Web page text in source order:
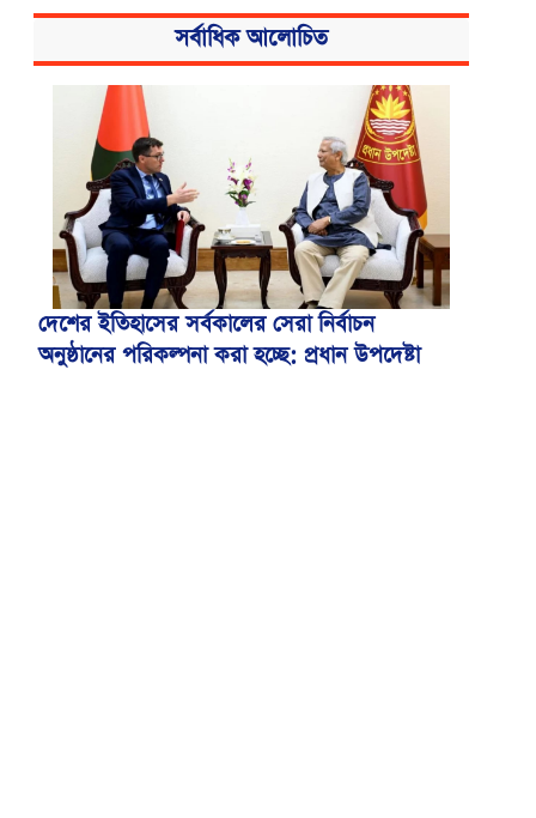
বিএসএমএমইউয়ের নতুন নাম বাংলাদেশ
মেডিকেল বিশ্ববিদ্যালয়
সর্বাধিক আলোচিত
দেশের ইতিহাসের সর্বকালের সেরা নির্বাচন
অনুষ্ঠানের পরিকল্পনা করা হচ্ছে: প্রধান উপদেষ্টা